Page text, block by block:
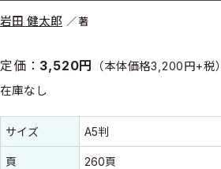
岩田 健太郎 著
定価： 3,520円 （本体価格3,200円+税）
在庫なし
書誌情報
書誌情報
サイズ A5判
頁 260頁